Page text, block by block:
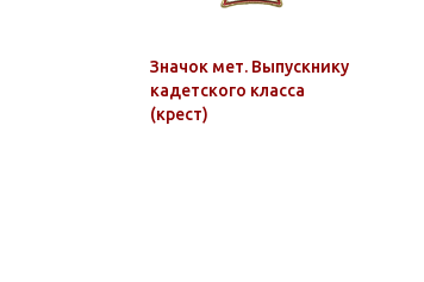
Значок мет. Выпускнику
кадетского класса
(крест)